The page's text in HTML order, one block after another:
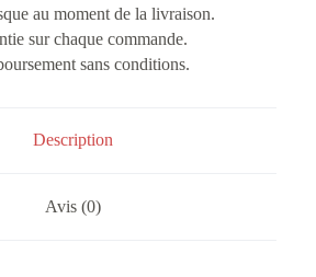
au moment de la livraison.
sur chaque commande.
sans conditions.
Description
Avis (0)